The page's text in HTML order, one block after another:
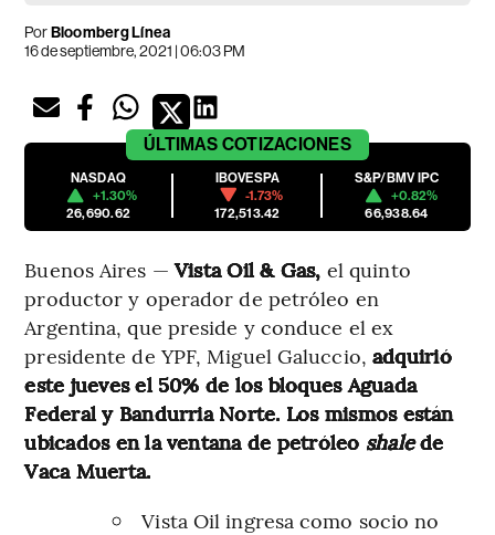
PorBloomberg Línea
16 de septiembre, 2021 | 06:03 PM
ÚLTIMAS COTIZACIONES
NASDAQ
+1.30%
26,690.62
IBOVESPA
-1.73%
172,513.42
S&P/BMV IPC
+0.82%
66,938.64
Buenos Aires —Vista Oil & Gas, el quinto
productor y operador de petróleo en
Argentina, que preside y conduce el ex
presidente de YPF, Miguel Galuccio, adquirió
este jueves el 50% de los bloques Aguada
Federal y Bandurria Norte. Los mismos están
ubicados en la ventana de petróleo shalede
Vaca Muerta.
Vista Oil ingresa como socio no